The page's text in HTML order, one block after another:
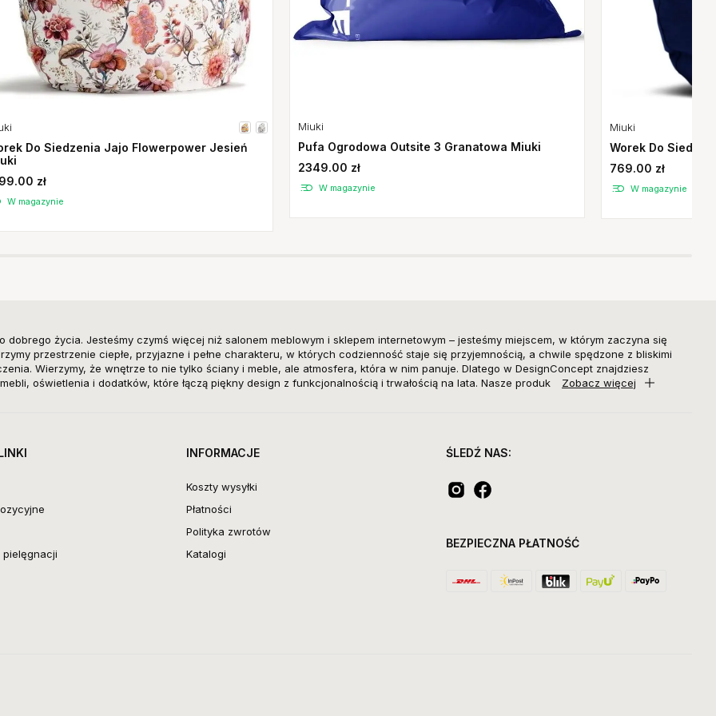
Do Siedzenia Jajo Flowerpower Jesień
zł
W magazynie
Miuki
Pufa Ogrodowa Outsite 3 Granatowa Miuki
2349.00 zł
W magazynie
Miuki
Worek Do
769.00 zł
W magazynie
dobrego życia. Jesteśmy czymś więcej niż salonem meblowym i sklepem internetowym – jesteśmy miejscem, w którym zaczyna się
przestrzenie ciepłe, przyjazne i pełne charakteru, w których codzienność staje się przyjemnością, a chwile spędzone z bliskimi
Wierzymy, że wnętrze to nie tylko ściany i meble, ale atmosfera, która w nim panuje. Dlatego w DesignConcept znajdziesz
oświetlenia i dodatków, które łączą piękny design z funkcjonalnością i trwałością na lata. Nasze produk
Zobacz więcej
pielęgnacji
INFORMACJE
Koszty wysyłki
Płatności
Polityka zwrotów
Katalogi
ŚLEDŹ NAS:
BEZPIECZNA PŁATNOŚĆ